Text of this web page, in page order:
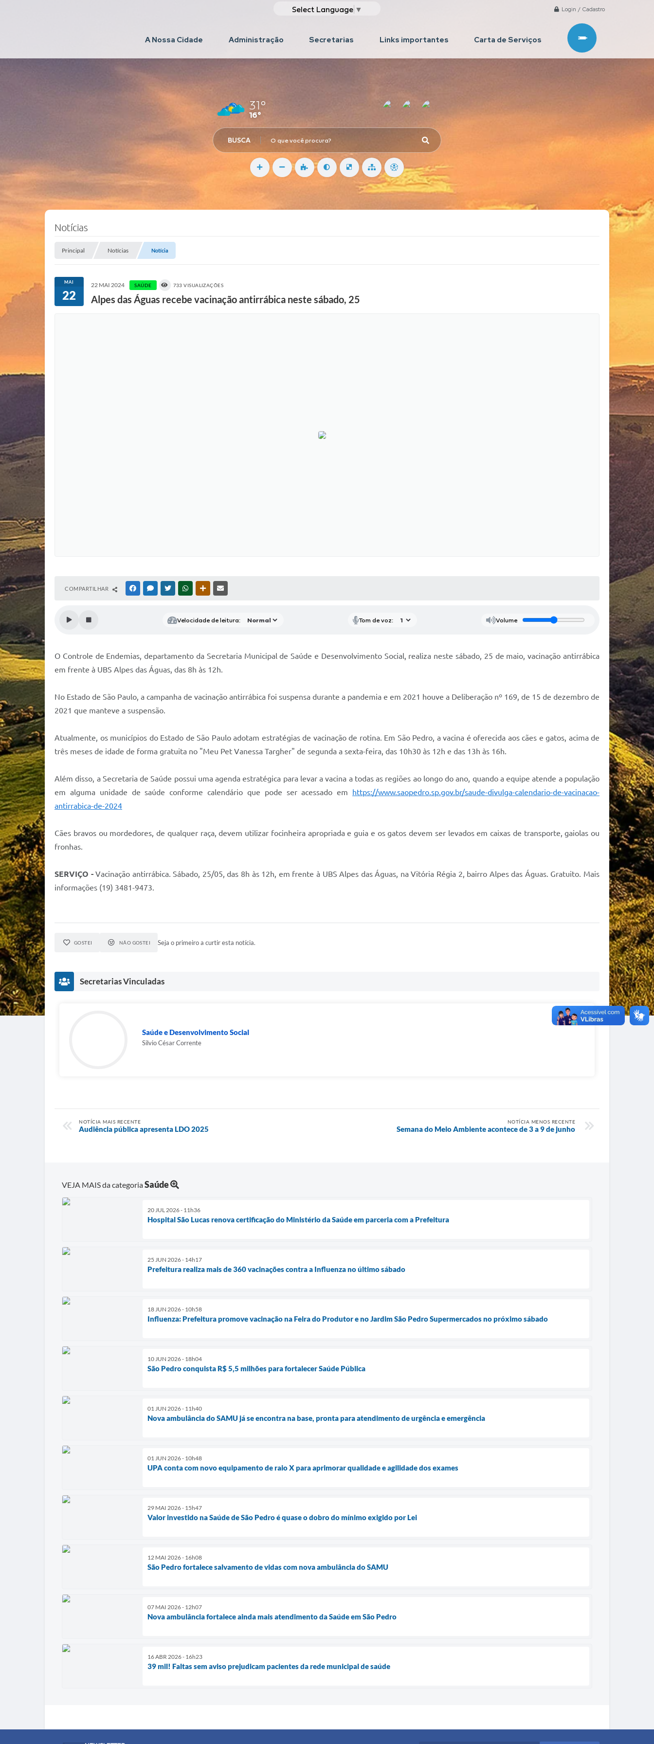
Login / Cadastro
Select Language ▼
A Nossa Cidade Administração Secretarias Links importantes Carta de Serviços
31°
16°
BUSCA
Notícias
Principal Notícias Notícia
MAI
22
22 MAI 2024 SAÚDE 733 VISUALIZAÇÕES
Alpes das Águas recebe vacinação antirrábica neste sábado, 25
COMPARTILHAR FACEBOOKMESSENGER
TWITTERWHATSAPPOUTRAS MÍDIAS
Velocidade de leitura: Tom de voz: Volume
O Controle de Endemias, departamento da Secretaria Municipal de Saúde e Desenvolvimento Social, realiza neste sábado, 25 de maio, vacinação antirrábica
em frente à UBS Alpes das Águas, das 8h às 12h.
No Estado de São Paulo, a campanha de vacinação antirrábica foi suspensa durante a pandemia e em 2021 houve a Deliberação nº 169, de 15 de dezembro de
2021 que manteve a suspensão.
Atualmente, os municípios do Estado de São Paulo adotam estratégias de vacinação de rotina. Em São Pedro, a vacina é oferecida aos cães e gatos, acima de
três meses de idade de forma gratuita no "Meu Pet Vanessa Targher" de segunda a sexta-feira, das 10h30 às 12h e das 13h às 16h.
Além disso, a Secretaria de Saúde possui uma agenda estratégica para levar a vacina a todas as regiões ao longo do ano, quando a equipe atende a população
em alguma unidade de saúde conforme calendário que pode ser acessado em https://www.saopedro.sp.gov.br/saude-divulga-calendario-de-vacinacao-
antirrabica-de-2024
Cães bravos ou mordedores, de qualquer raça, devem utilizar focinheira apropriada e guia e os gatos devem ser levados em caixas de transporte, gaiolas ou
fronhas.
SERVIÇO -Vacinação antirrábica. Sábado, 25/05, das 8h às 12h, em frente à UBS Alpes das Águas, na Vitória Régia 2, bairro Alpes das Águas. Gratuito. Mais
informações (19) 3481-9473.
GOSTEI NÃO GOSTEI Seja o primeiro a curtir esta notícia.
Secretarias Vinculadas
Saúde e Desenvolvimento Social
Silvio César Corrente
NOTÍCIA MAIS RECENTE
Audiência pública apresenta LDO 2025
NOTÍCIA MENOS RECENTE
Semana do Meio Ambiente acontece de 3 a 9 de junho
VEJA MAIS da categoriaSaúde
20 JUL 2026 - 11h36
Hospital São Lucas renova certificação do Ministério da Saúde em parceria com a Prefeitura
25 JUN 2026 - 14h17
Prefeitura realiza mais de 360 vacinações contra a Influenza no último sábado
18 JUN 2026 - 10h58
Influenza: Prefeitura promove vacinação na Feira do Produtor e no Jardim São Pedro Supermercados no próximo sábado
10 JUN 2026 - 18h04
São Pedro conquista R$ 5,5 milhões para fortalecer Saúde Pública
01 JUN 2026 - 11h40
Nova ambulância do SAMU já se encontra na base, pronta para atendimento de urgência e emergência
01 JUN 2026 - 10h48
UPA conta com novo equipamento de raio X para aprimorar qualidade e agilidade dos exames
29 MAI 2026 - 15h47
Valor investido na Saúde de São Pedro é quase o dobro do mínimo exigido por Lei
12 MAI 2026 - 16h08
São Pedro fortalece salvamento de vidas com nova ambulância do SAMU
07 MAI 2026 - 12h07
Nova ambulância fortalece ainda mais atendimento da Saúde em São Pedro
16 ABR 2026 - 16h23
39 mil! Faltas sem aviso prejudicam pacientes da rede municipal de saúde